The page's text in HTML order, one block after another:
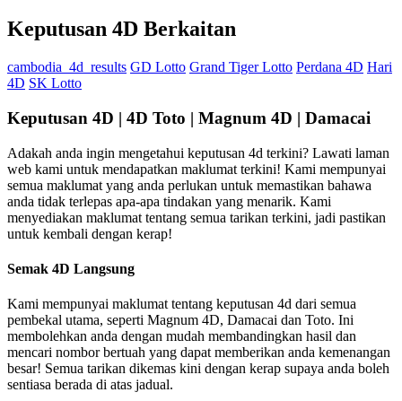
Keputusan 4D Berkaitan
cambodia_4d_results GD Lotto Grand Tiger Lotto Perdana 4D Hari
4D SK Lotto
Keputusan 4D | 4D Toto | Magnum 4D | Damacai
Adakah anda ingin mengetahui keputusan 4d terkini? Lawati laman
web kami untuk mendapatkan maklumat terkini! Kami mempunyai
semua maklumat yang anda perlukan untuk memastikan bahawa
anda tidak terlepas apa-apa tindakan yang menarik. Kami
menyediakan maklumat tentang semua tarikan terkini, jadi pastikan
untuk kembali dengan kerap!
Semak 4D Langsung
Kami mempunyai maklumat tentang keputusan 4d dari semua
pembekal utama, seperti Magnum 4D, Damacai dan Toto. Ini
membolehkan anda dengan mudah membandingkan hasil dan
mencari nombor bertuah yang dapat memberikan anda kemenangan
besar! Semua tarikan dikemas kini dengan kerap supaya anda boleh
sentiasa berada di atas jadual.